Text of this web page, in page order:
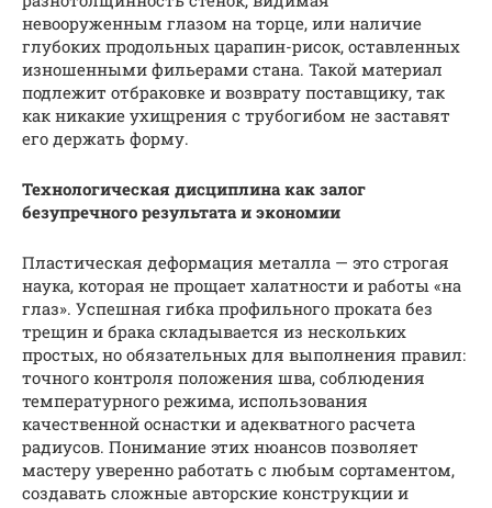
невооруженным глазом на торце, или наличие
глубоких продольных царапин-рисок, оставленных
изношенными фильерами стана. Такой материал
подлежит отбраковке и возврату поставщику, так
как никакие ухищрения с трубогибом не заставят
его держать форму.
Технологическая дисциплина как залог
безупречного результата и экономии
Пластическая деформация металла — это строгая
наука, которая не прощает халатности и работы «на
глаз». Успешная гибка профильного проката без
трещин и брака складывается из нескольких
простых, но обязательных для выполнения правил:
точного контроля положения шва, соблюдения
температурного режима, использования
качественной оснастки и адекватного расчета
радиусов. Понимание этих нюансов позволяет
мастеру уверенно работать с любым сортаментом,
создавать сложные авторские конструкции и